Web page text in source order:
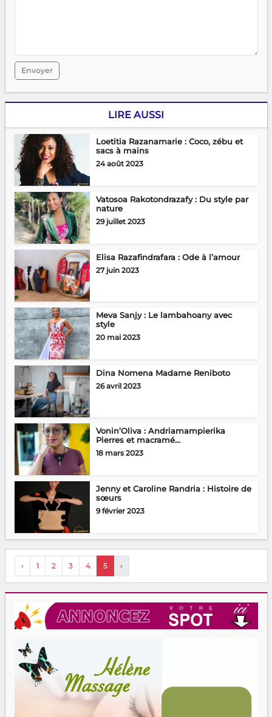
Envoyer
LIRE AUSSI
Loetitia Razanamarie : Coco, zébu et
sacs à mains
24 août 2023
Vatosoa Rakotondrazafy : Du style par
nature
29 juillet 2023
Elisa Razafindrafara : Ode à l’amour
27 juin 2023
Meva Sanjy : Le lambahoany avec
style
20 mai 2023
Dina Nomena Madame Reniboto
26 avril 2023
Vonin’Oliva : Andriamampierika
Pierres et macramé...
18 mars 2023
Jenny et Caroline Randria : Histoire de
sœurs
9 février 2023
‹ 1 2 3 4 5 ›